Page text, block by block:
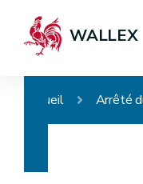
WALLEX
Accueil